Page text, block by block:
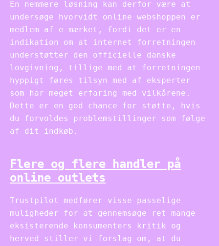
En nemmere løsning kan derfor være at
undersøge hvorvidt online webshoppen er
medlem af e-mærket, fordi det er en
indikation om at internet forretningen
understøtter den officielle danske
lovgivning, tillige med at forretningen
hyppigt føres tilsyn med af eksperter
som har meget erfaring med vilkårene.
Dette er en god chance for støtte, hvis
du forvoldes problemstillinger som følge
af dit indkøb.
Flere og flere handler på
online outlets
Trustpilot medfører visse passelige
muligheder for at gennemsøge ret mange
eksisterende konsumenters kritik og
herved stiller vi forslag om, at du